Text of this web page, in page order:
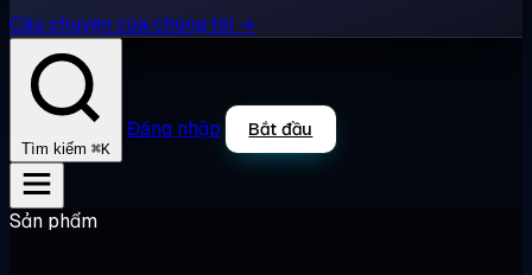
Câu chuyện của chúng tôi →
Tìm kiếm ⌘K
Đăng nhập Bắt đầu
Sản phẩm